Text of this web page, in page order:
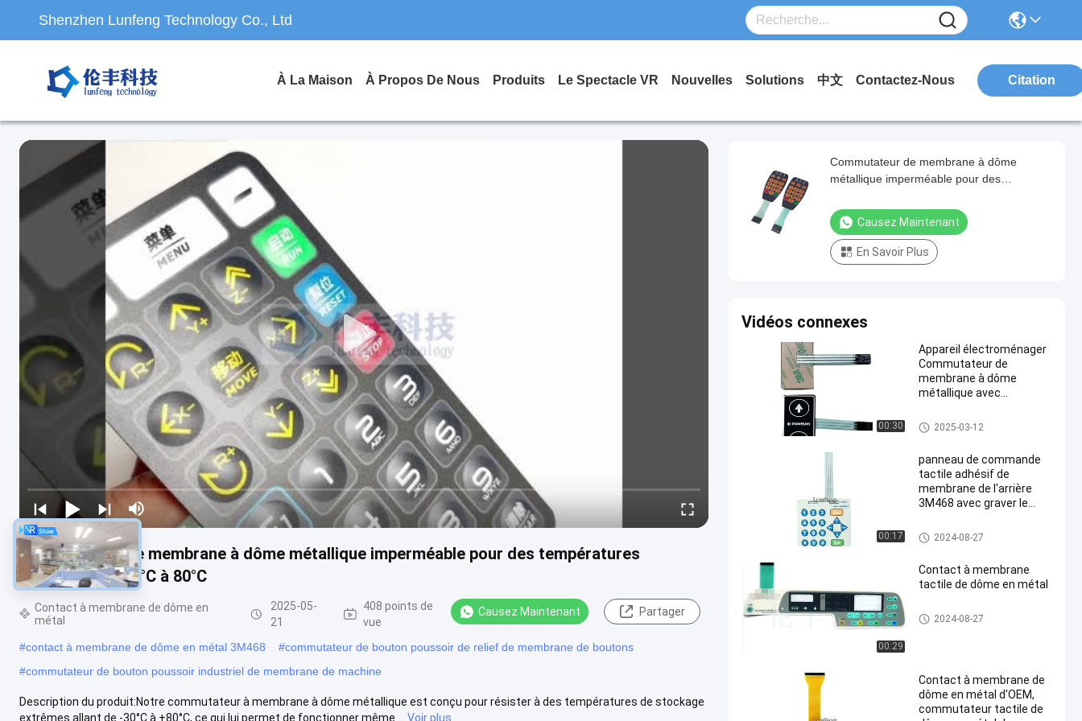
Shenzhen Lunfeng Technology Co., Ltd
À La Maison À Propos De Nous Produits Le Spectacle VR Nouvelles Solutions 中文 Contactez-Nous Citation
Commutateur de membrane à dôme métallique imperméable pour des températures
extrêmes de -30°C à 80°C
Contact à membrane de dôme en
métal
2025-05-
21
408 points de
vue
Causez Maintenant Partager
#contact à membrane de dôme en métal 3M468 #commutateur de bouton poussoir de relief de membrane de boutons
#commutateur de bouton poussoir industriel de membrane de machine
Description du produit:Notre commutateur à membrane à dôme métallique est conçu pour résister à des températures de stockage
extrêmes allant de -30°C à +80°C, ce qui lui permet de fonctionner même ...
Voir plus
Commutateur de membrane à dôme
métallique imperméable pour des
Causez Maintenant
En Savoir Plus
Vidéos connexes
00:30
Appareil électroménager
Commutateur de
membrane à dôme
métallique avec
personnalisée et plage de
température de -20°C à
Contact à membrane de dôme
en métal
2025-03-12
00:17
panneau de commande
tactile adhésif de
membrane de l'arrière
3M468 avec graver le
Contact à membrane de dôme
en métal
2024-08-27
00:29
Contact à membrane
tactile de dôme en métal
Contact à membrane de dôme
en métal
2024-08-27
Contact à membrane de
dôme en métal d'OEM,
commutateur tactile de